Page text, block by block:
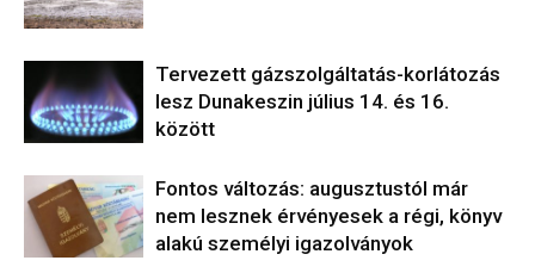
Tervezett gázszolgáltatás-korlátozás
lesz Dunakeszin július 14. és 16.
között
Fontos változás: augusztustól már
nem lesznek érvényesek a régi, könyv
alakú személyi igazolványok